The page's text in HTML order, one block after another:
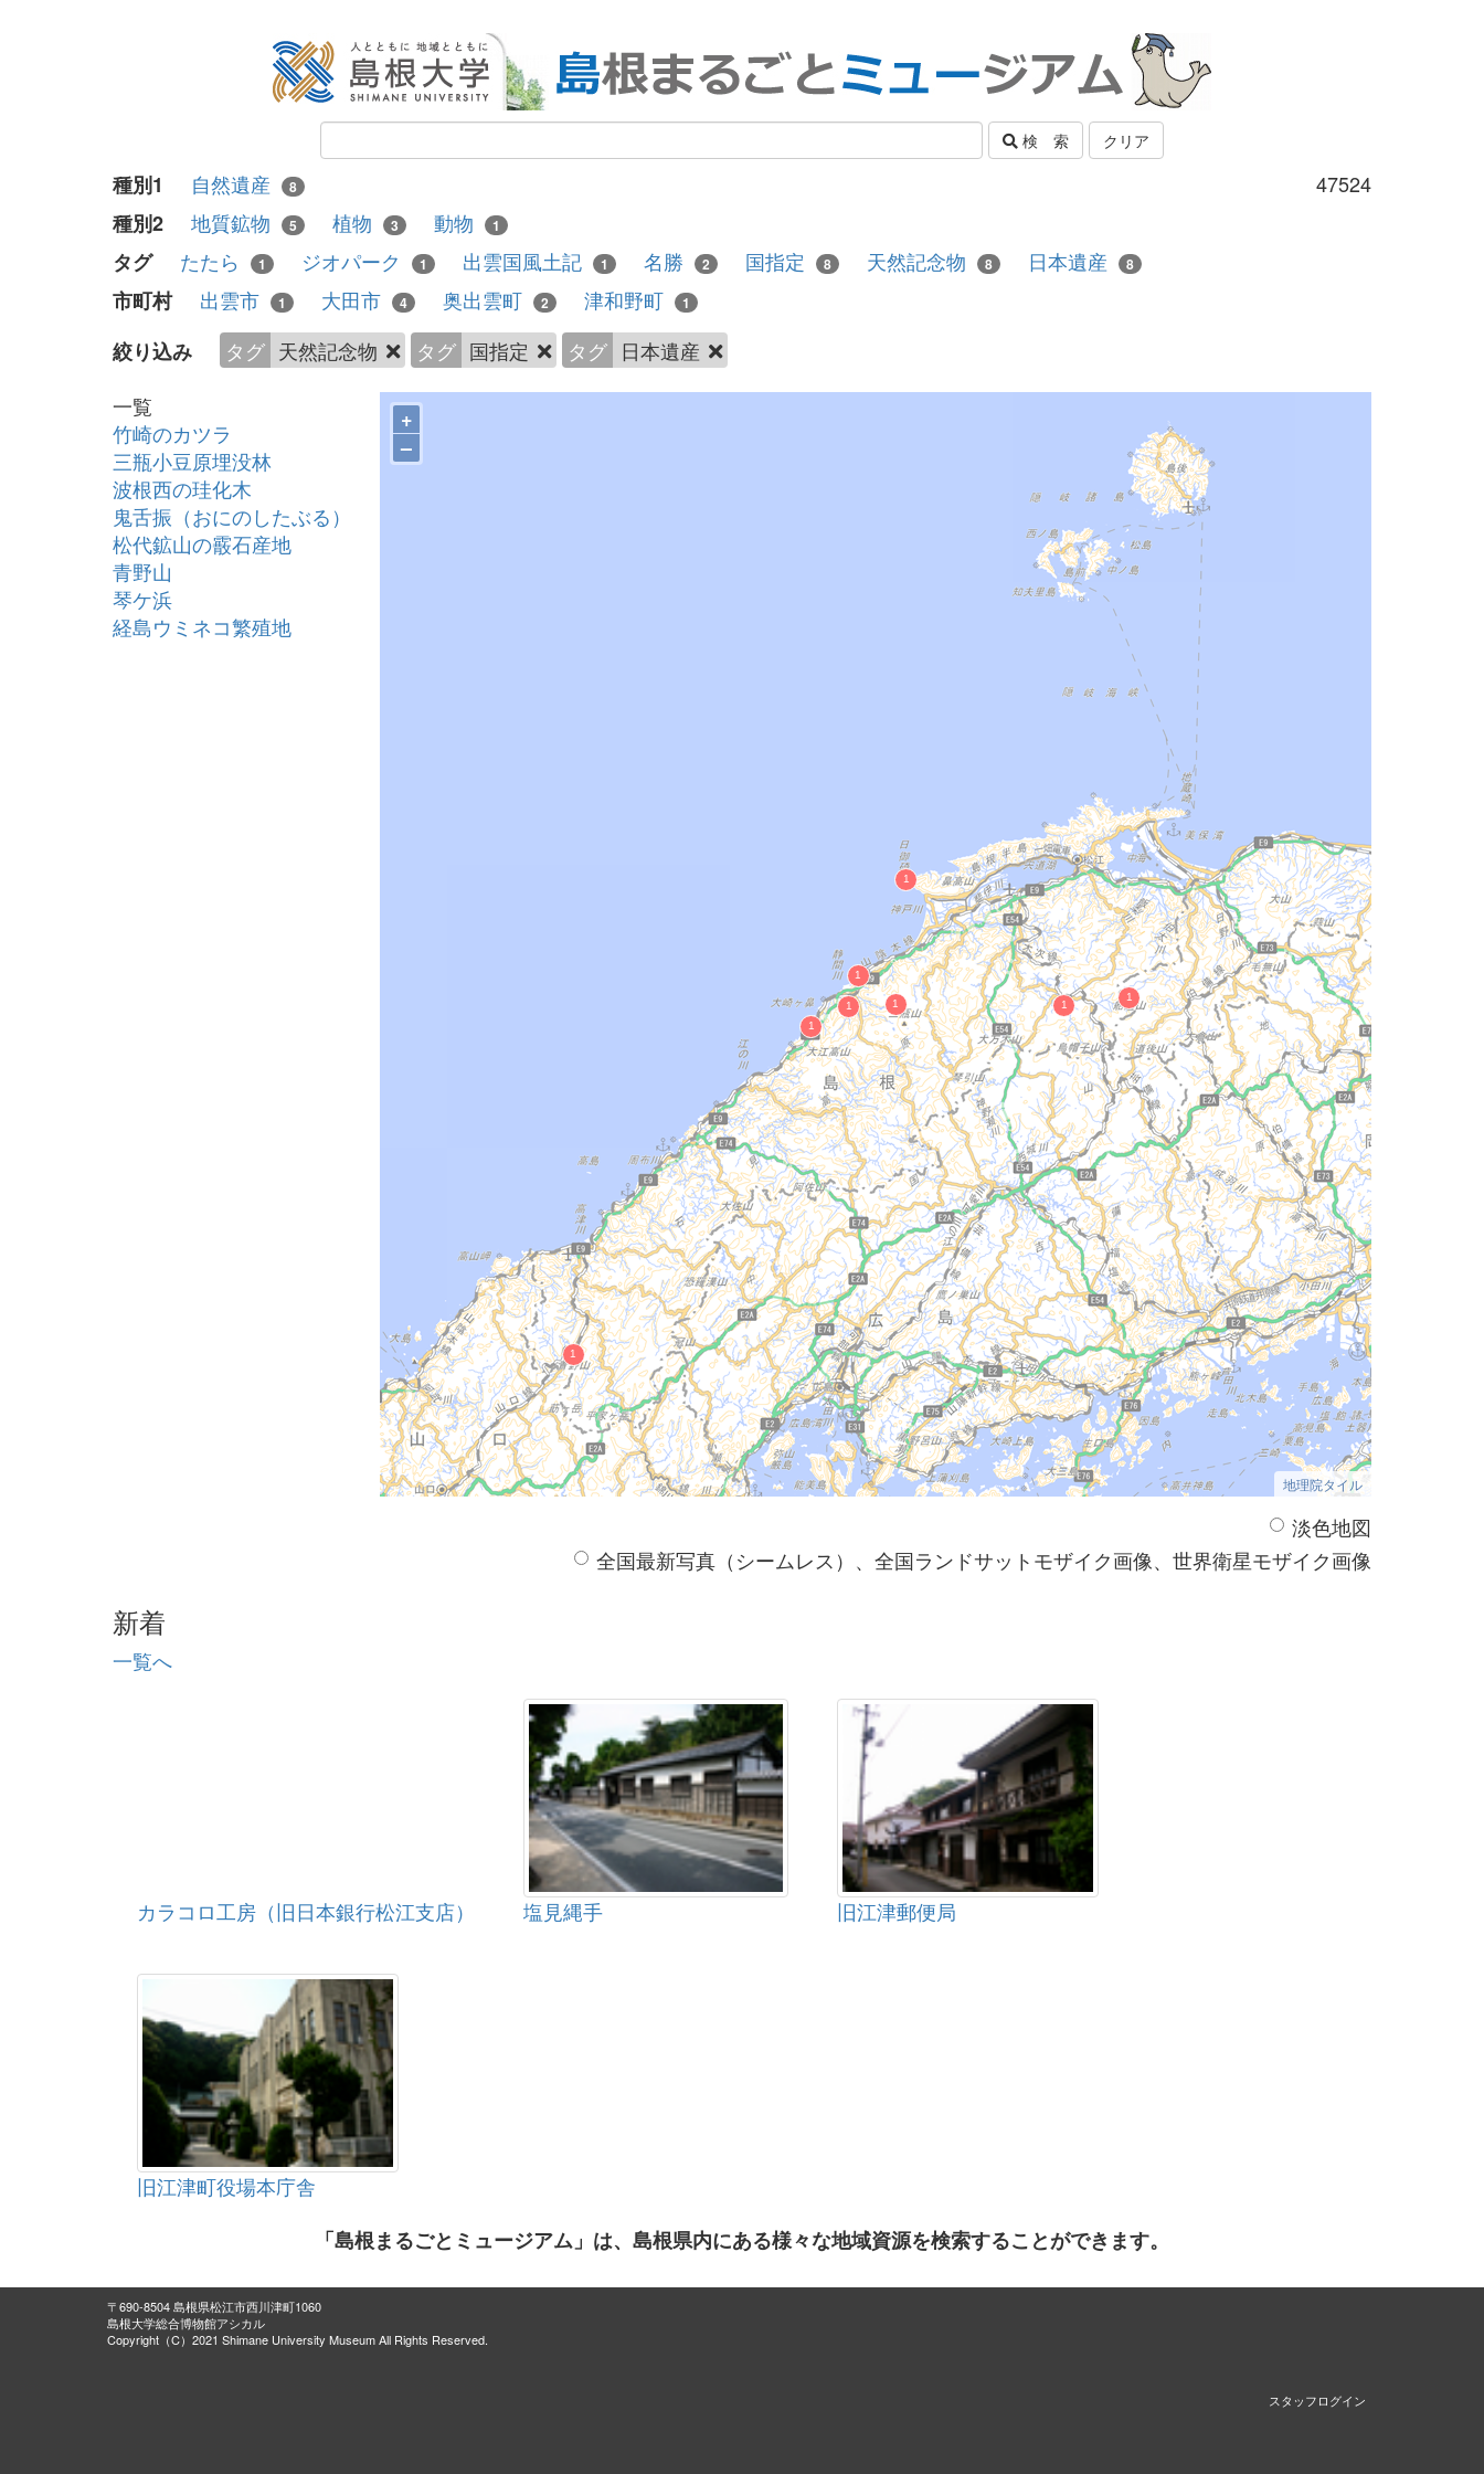
検 索 クリア
47524
種別1 自然遺産 8
種別2 地質鉱物 5 植物 3 動物 1
タグ たたら 1 ジオパーク 1 出雲国風土記 1 名勝 2 国指定 8 天然記念物 8 日本遺産 8
市町村 出雲市 1 大田市 4 奥出雲町 2 津和野町 1
絞り込み タグ 天然記念物 タグ 国指定 タグ 日本遺産
一覧
竹崎のカツラ
三瓶小豆原埋没林
波根西の珪化木
鬼舌振（おにのしたぶる）
松代鉱山の霰石産地
青野山
琴ケ浜
経島ウミネコ繁殖地
+
–
地理院タイル
淡色地図
全国最新写真（シームレス）、全国ランドサットモザイク画像、世界衛星モザイク画像
新着
一覧へ
カラコロ工房（旧日本銀行松江支店） 塩見縄手 旧江津郵便局
旧江津町役場本庁舎
「島根まるごとミュージアム」は、島根県内にある様々な地域資源を検索することができます。
〒690-8504 島根県松江市西川津町1060
島根大学総合博物館アシカル
Copyright（C）2021 Shimane University Museum All Rights Reserved.
スタッフログイン